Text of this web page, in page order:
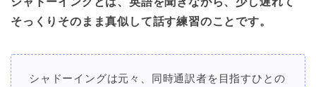
そっくりそのまま真似して話す練習のことです。
シャドーイングは元々、同時通訳者を目指すひとの